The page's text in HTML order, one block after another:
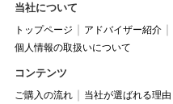
当社について
トップページ アドバイザー紹介
個人情報の取扱いについて
コンテンツ
ご購入の流れ 当社が選ばれる理由